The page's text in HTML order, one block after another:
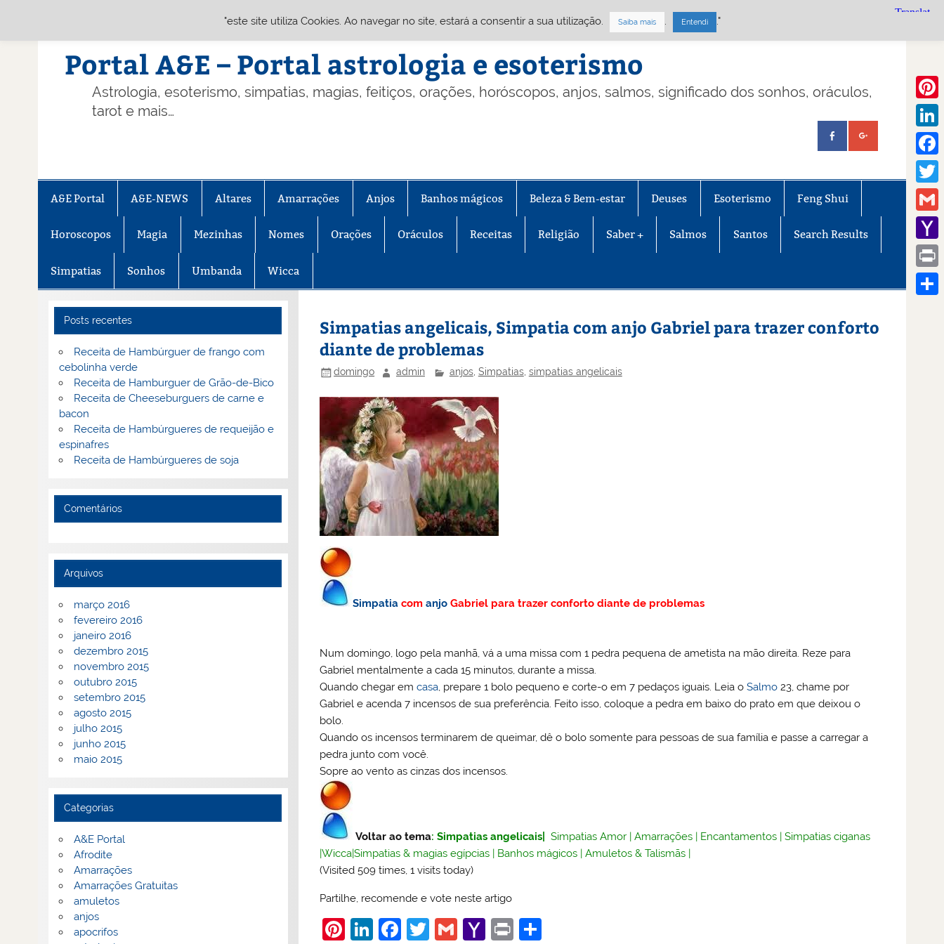
Portal A&E – Portal astrologia e esoterismo
Astrologia, esoterismo, simpatias, magias, feitiços, orações, horóscopos, anjos, salmos, significado dos sonhos, oráculos,
tarot e mais…
A&E Portal A&E-NEWS Altares Amarrações Anjos Banhos mágicos Beleza & Bem-estar Deuses Esoterismo Feng Shui
Horoscopos Magia Mezinhas Nomes Orações Oráculos Receitas Religião Saber + Salmos Santos Search Results
Simpatias Sonhos Umbanda Wicca
Simpatias angelicais, Simpatia com anjo Gabriel para trazer conforto
diante de problemas
domingo admin anjos, Simpatias, simpatias angelicais
Simpatia comanjo Gabriel para trazer conforto diante de problemas
Num domingo, logo pela manhã, vá a uma missa com 1 pedra pequena de ametista na mão direita. Reze para
Gabriel mentalmente a cada 15 minutos, durante a missa.
Quando chegar emcasa, prepare 1 bolo pequeno e corte-o em 7 pedaços iguais. Leia oSalmo 23, chame por
Gabriel e acenda 7 incensos de sua preferência. Feito isso, coloque a pedra em baixo do prato em que deixou o
bolo.
Quando os incensos terminarem de queimar, dê o bolo somente para pessoas de sua família e passe a carregar a
pedra junto com você.
Sopre ao vento as cinzas dos incensos.
Voltar ao tema:Simpatias angelicais Simpatias Amor |Amarrações | Encantamentos |Simpatias ciganas
|Wicca|Simpatias & magias egípcias | Banhos mágicos |Amuletos & Talismãs |
(Visited 509 times, 1 visits today)
Partilhe, recomende e vote neste artigo
Pi Li F
T
G
Y
Pr
Posts recentes
Receita de Hambúrguer de frango com
cebolinha verde
Receita de Hamburguer de Grão-de-Bico
Receita de Cheeseburguers de carne e
bacon
Receita de Hambúrgueres de requeijão e
espinafres
Receita de Hambúrgueres de soja
Comentários
Arquivos
março 2016
fevereiro 2016
janeiro 2016
dezembro 2015
novembro 2015
outubro 2015
setembro 2015
agosto 2015
julho 2015
junho 2015
maio 2015
Categorias
A&E Portal
Afrodite
Amarrações
Amarrações Gratuitas
amuletos
anjos
apocrifos
Gmail
Mail
Print
"este site utiliza Cookies. Ao navegar no site, estará a consentir a sua utilização. Saiba mais . Entendi ."